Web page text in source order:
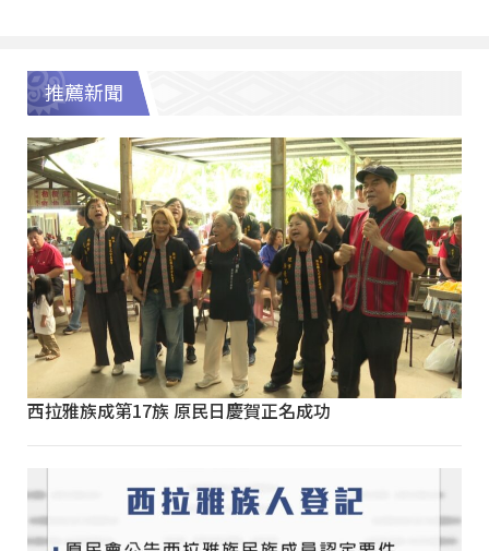
推薦新聞
西拉雅族成第17族 原民日慶賀正名成功